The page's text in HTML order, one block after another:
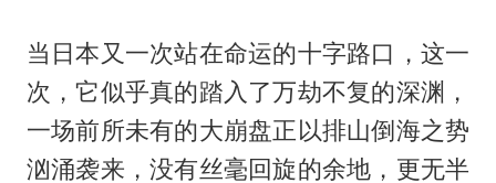
当日本又一次站在命运的十字路口，这一
次，它似乎真的踏入了万劫不复的深渊，
一场前所未有的大崩盘正以排山倒海之势
汹涌袭来，没有丝毫回旋的余地，更无半